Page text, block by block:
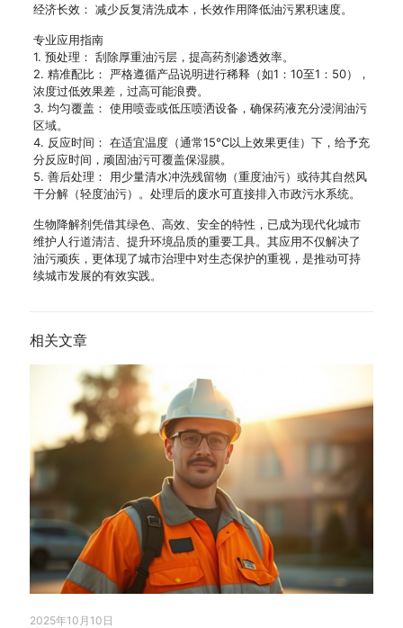
经济长效： 减少反复清洗成本，长效作用降低油污累积速度。
专业应用指南
1. 预处理： 刮除厚重油污层，提高药剂渗透效率。
2. 精准配比： 严格遵循产品说明进行稀释（如1：10至1：50），
浓度过低效果差，过高可能浪费。
3. 均匀覆盖： 使用喷壶或低压喷洒设备，确保药液充分浸润油污
区域。
4. 反应时间： 在适宜温度（通常15°C以上效果更佳）下，给予充
分反应时间，顽固油污可覆盖保湿膜。
5. 善后处理： 用少量清水冲洗残留物（重度油污）或待其自然风
干分解（轻度油污）。处理后的废水可直接排入市政污水系统。
生物降解剂凭借其绿色、高效、安全的特性，已成为现代化城市
维护人行道清洁、提升环境品质的重要工具。其应用不仅解决了
油污顽疾，更体现了城市治理中对生态保护的重视，是推动可持
续城市发展的有效实践。
相关文章
2025年10月10日